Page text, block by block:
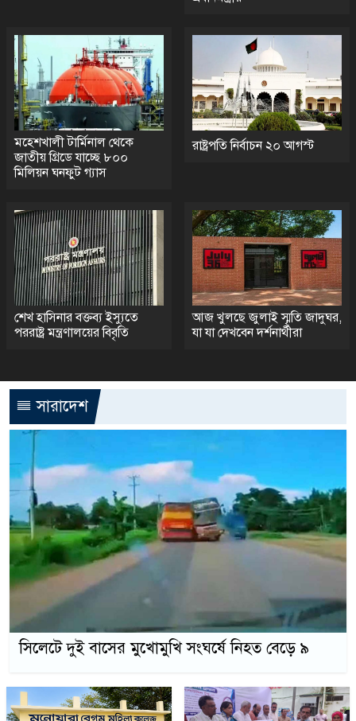
মহেশখালী টার্মিনাল থেকে
জাতীয় গ্রিডে যাচ্ছে ৮০০
মিলিয়ন ঘনফুট গ্যাস
রাষ্ট্রপতি নির্বাচন ২০ আগস্ট
শেখ হাসিনার বক্তব্য ইস্যুতে
পররাষ্ট্র মন্ত্রণালয়ের বিবৃতি
আজ খুলছে জুলাই স্মৃতি জাদুঘর,
যা যা দেখবেন দর্শনার্থীরা
সারাদেশ
সিলেটে দুই বাসের মুখোমুখি সংঘর্ষে নিহত বেড়ে ৯